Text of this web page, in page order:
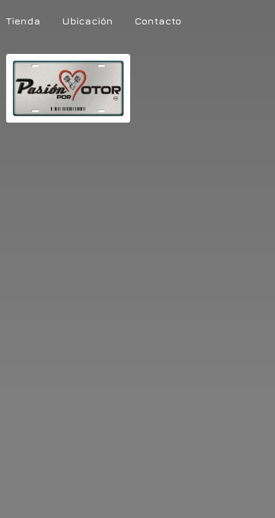
Tienda Ubicación Contacto